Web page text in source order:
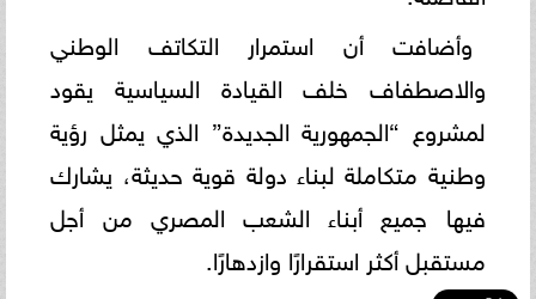
وأضافت أن استمرار التكاتف الوطني
والاصطفاف خلف القيادة السياسية يقود
لمشروع “الجمهورية الجديدة” الذي يمثل رؤية
وطنية متكاملة لبناء دولة قوية حديثة، يشارك
فيها جميع أبناء الشعب المصري من أجل
مستقبل أكثر استقرارًا وازدهارًا.